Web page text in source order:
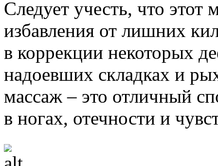
Следует учесть, что этот
избавления от лишних
в коррекции некоторых
надоевших складках и
массаж – это отличный
в ногах, отечности и